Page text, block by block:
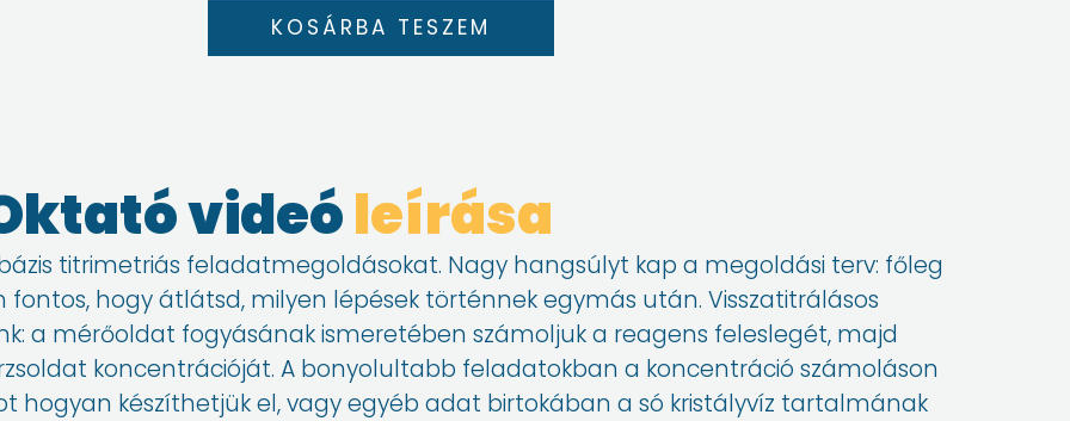
KOSÁRBA TESZEM
videóleírása
titrimetriás feladatmegoldásokat. Nagy hangsúlyt kap a megoldási terv: főleg
hogy átlátsd, milyen lépések történnek egymás után. Visszatitrálásos
a mérőoldat fogyásának ismeretében számoljuk a reagens feleslegét, majd
koncentrációját. A bonyolultabb feladatokban a koncentráció számoláson
hogyan készíthetjük el, vagy egyéb adat birtokában a só kristályvíz tartalmának